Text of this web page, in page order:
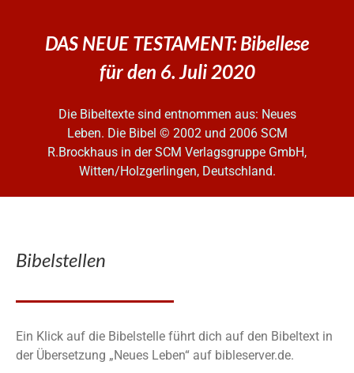
DAS NEUE TESTAMENT: Bibellese
für den 6. Juli 2020
Die Bibeltexte sind entnommen aus: Neues
Leben. Die Bibel © 2002 und 2006 SCM
R.Brockhaus in der SCM Verlagsgruppe GmbH,
Witten/Holzgerlingen, Deutschland.
Bibelstellen
Ein Klick auf die Bibelstelle führt dich auf den Bibeltext in
der Übersetzung „Neues Leben“ auf bibleserver.de.